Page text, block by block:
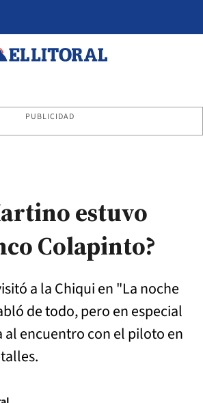
PUBLICIDAD
estuvo
Colapinto?
a la Chiqui en "La noche
de todo, pero en especial
al encuentro con el piloto en